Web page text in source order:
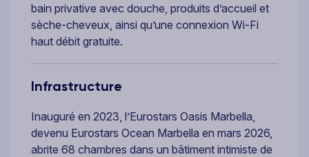
bain privative avec douche, produits d’accueil et
sèche-cheveux, ainsi qu’une connexion Wi-Fi
haut débit gratuite.
Infrastructure
Inauguré en 2023, l’Eurostars Oasis Marbella,
devenu Eurostars Ocean Marbella en mars 2026,
abrite 68 chambres dans un bâtiment intimiste de